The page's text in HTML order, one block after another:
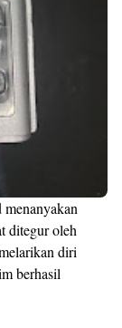
menanyakan
ditegur oleh
diri
berhasil